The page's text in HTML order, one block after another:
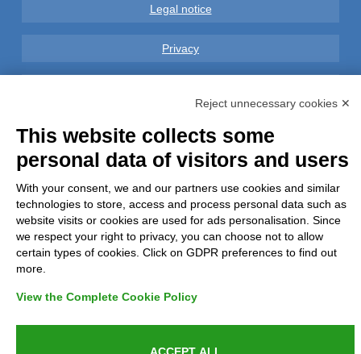
Legal notice
Privacy
Complaints
Refunds and Indemnities
Contacts
Reject unnecessary cookies ✕
This website collects some
personal data of visitors and users
With your consent, we and our partners use cookies and similar
technologies to store, access and process personal data such as
website visits or cookies are used for ads personalisation. Since
we respect your right to privacy, you can choose not to allow
certain types of cookies. Click on GDPR preferences to find out
more.
View the Complete Cookie Policy
ACCEPT ALL